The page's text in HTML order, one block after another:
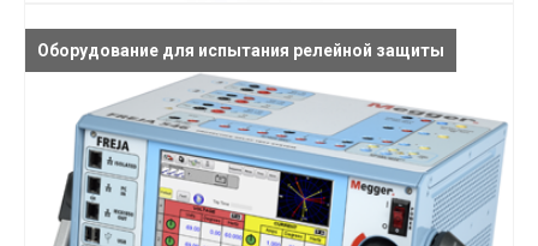
Оборудование для испытания релейной защиты